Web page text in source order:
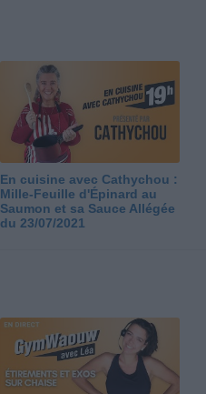
En cuisine avec Cathychou :
Mille-Feuille d'Épinard au
Saumon et sa Sauce Allégée
du 23/07/2021